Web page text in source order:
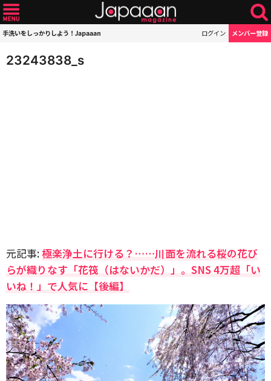
手洗いをしっかりしよう！Japaaan ログイン メンバー登録
23243838_s
元記事:極楽浄土に行ける？……川面を流れる桜の花び
らが織りなす「花筏（はないかだ）」。SNS 4万超「い
いね！」で人気に【後編】